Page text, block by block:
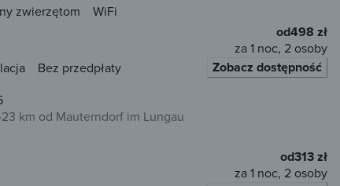
zwierzętom
WiFi
Bez przedpłaty
od498 zł
za 1 noc, 2 osoby
Zobacz dostępność
23 km od Mauterndorf im Lungau
od313 zł
za 1 noc, 2 osoby